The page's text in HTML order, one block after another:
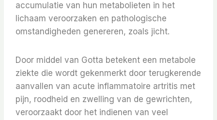
accumulatie van hun metabolieten in het
lichaam veroorzaken en pathologische
omstandigheden genereren, zoals jicht.
Door middel van Gotta betekent een metabole
ziekte die wordt gekenmerkt door terugkerende
aanvallen van acute inflammatoire artritis met
pijn, roodheid en zwelling van de gewrichten,
veroorzaakt door het indienen van veel